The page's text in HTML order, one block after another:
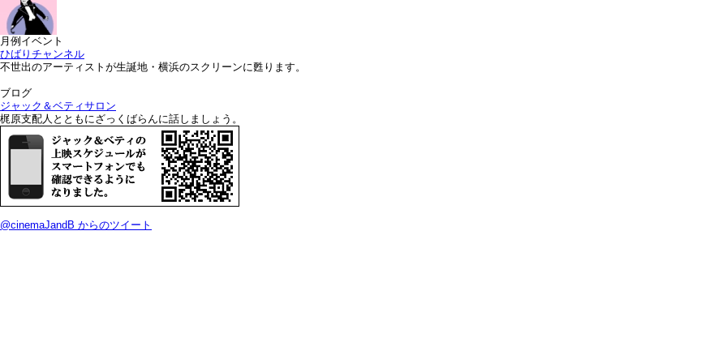
月例イベント
ひばりチャンネル
不世出のアーティストが生誕地・横浜のスクリーンに甦ります。
ブログ
ジャック＆ベティサロン
梶原支配人とともにざっくばらんに話しましょう。
@cinemaJandB からのツイート